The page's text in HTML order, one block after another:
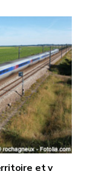
et y